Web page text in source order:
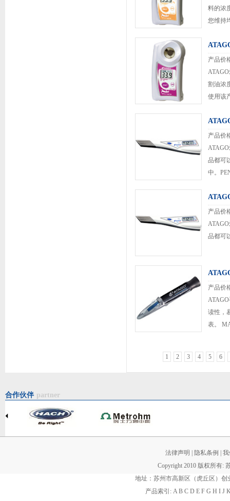
料的浓
您维持
产品价
割油浓
使用该
产品价
品都可
中。
产品价
品都可
产品价
读性，
表。
1
2 3 4 5 6
合作伙伴 partner
法律声明 隐私条例
我
Copyright 2010 版权所有:
地址：苏州市高新区（虎丘区）创
产品索引: A B C D E F G H I J